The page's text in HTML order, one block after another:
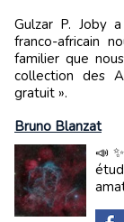
Gulzar P. Joby
franco-africain
familier que
collection des
gratuit ».
Bruno Blanzat